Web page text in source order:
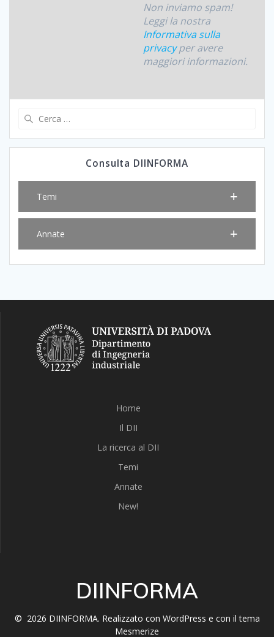
Non inviamo spam!
Leggi la nostra
Informativa sulla
privacyper avere
maggiori informazioni.
Consulta DIINFORMA
Temi
Annate
Home
Il DII
La ricerca al DII
Temi
Annate
New!
DIINFORMA
© 2026 DIINFORMA. Realizzato con WordPress e con il tema
Mesmerize